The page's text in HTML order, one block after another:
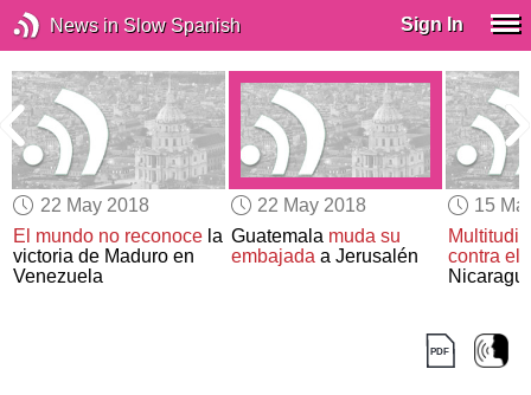
News in Slow Spanish Sign In
22 May 2018
El mundo no reconoce la
victoria de Maduro en
Venezuela
22 May 2018
Guatemala muda su
embajadaa Jerusalén
15
contra el